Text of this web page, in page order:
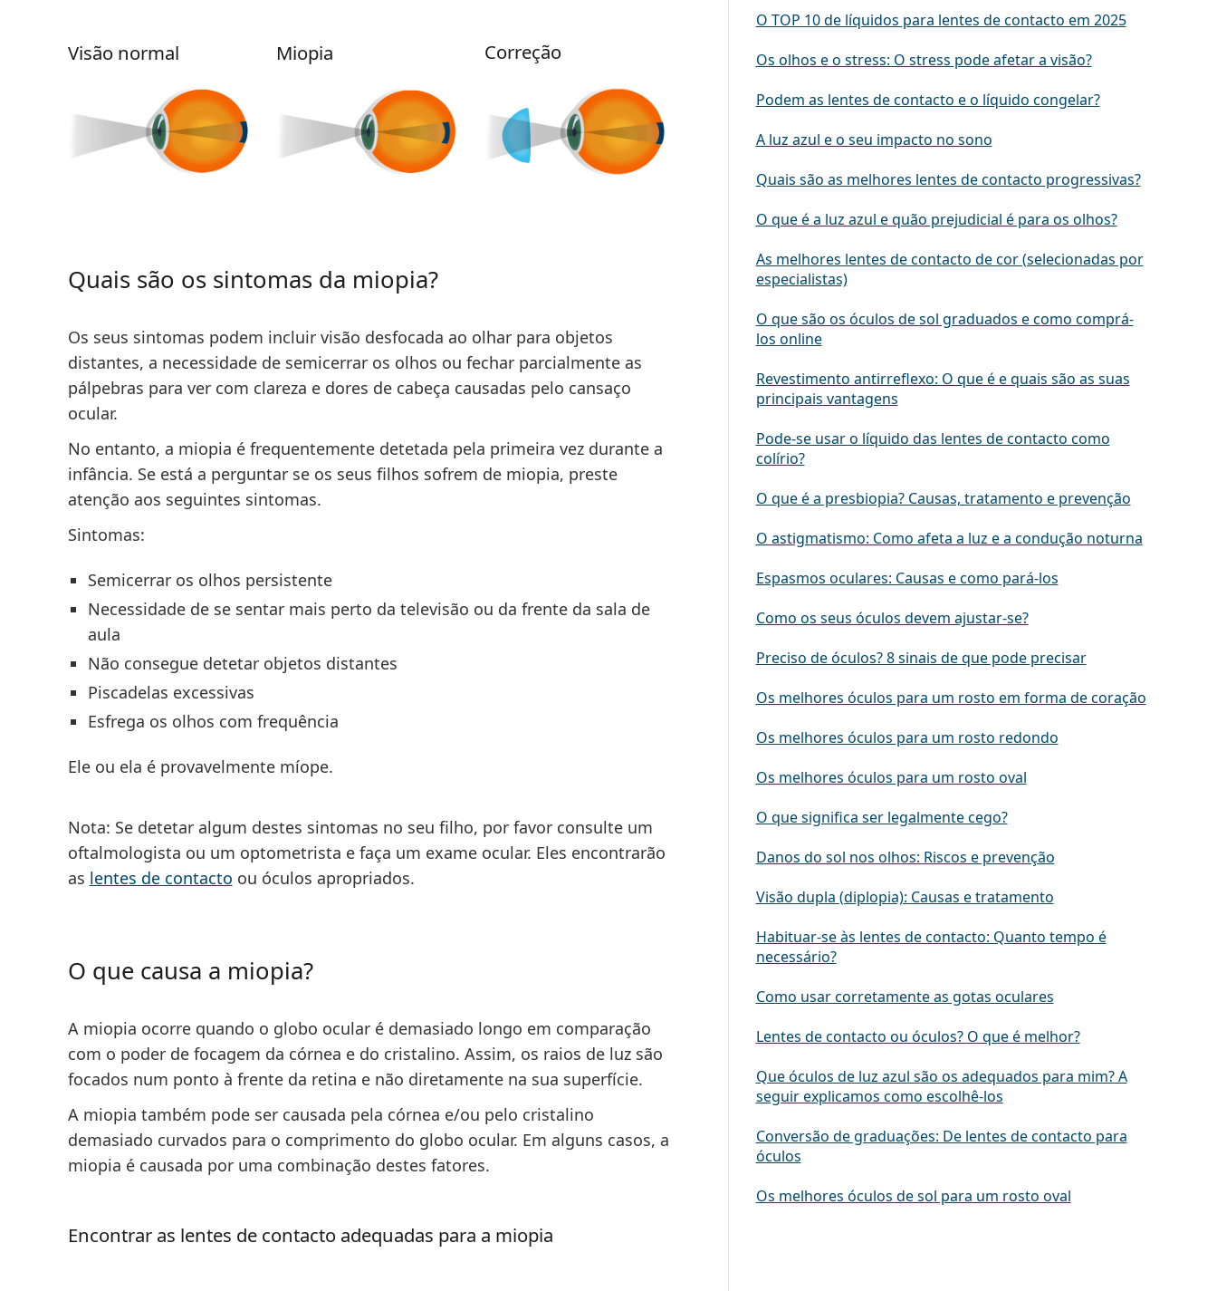
Visão normal Miopia Correção
Quais são os sintomas da miopia?
Os seus sintomas podem incluir visão desfocada ao olhar para objetos
distantes, a necessidade de semicerrar os olhos ou fechar parcialmente as
pálpebras para ver com clareza e dores de cabeça causadas pelo cansaço
ocular.
No entanto, a miopia é frequentemente detetada pela primeira vez durante a
infância. Se está a perguntar se os seus filhos sofrem de miopia, preste
atenção aos seguintes sintomas.
Sintomas:
Semicerrar os olhos persistente
Necessidade de se sentar mais perto da televisão ou da frente da sala de
aula
Não consegue detetar objetos distantes
Piscadelas excessivas
Esfrega os olhos com frequência
Ele ou ela é provavelmente míope.
Nota: Se detetar algum destes sintomas no seu filho, por favor consulte um
oftalmologista ou um optometrista e faça um exame ocular. Eles encontrarão
as lentes de contacto ou óculos apropriados.
O que causa a miopia?
A miopia ocorre quando o globo ocular é demasiado longo em comparação
com o poder de focagem da córnea e do cristalino. Assim, os raios de luz são
focados num ponto à frente da retina e não diretamente na sua superfície.
A miopia também pode ser causada pela córnea e/ou pelo cristalino
demasiado curvados para o comprimento do globo ocular. Em alguns casos, a
miopia é causada por uma combinação destes fatores.
Encontrar as lentes de contacto adequadas para a miopia
O TOP 10 de líquidos para lentes de contacto em 2025
Os olhos e o stress: O stress pode afetar a visão?
Podem as lentes de contacto e o líquido congelar?
A luz azul e o seu impacto no sono
Quais são as melhores lentes de contacto progressivas?
O que é a luz azul e quão prejudicial é para os olhos?
As melhores lentes de contacto de cor (selecionadas por
especialistas)
O que são os óculos de sol graduados e como comprá-
los online
Revestimento antirreflexo: O que é e quais são as suas
principais vantagens
Pode-se usar o líquido das lentes de contacto como
colírio?
O que é a presbiopia? Causas, tratamento e prevenção
O astigmatismo: Como afeta a luz e a condução noturna
Espasmos oculares: Causas e como pará-los
Como os seus óculos devem ajustar-se?
Preciso de óculos? 8 sinais de que pode precisar
Os melhores óculos para um rosto em forma de coração
Os melhores óculos para um rosto redondo
Os melhores óculos para um rosto oval
O que significa ser legalmente cego?
Danos do sol nos olhos: Riscos e prevenção
Visão dupla (diplopia): Causas e tratamento
Habituar-se às lentes de contacto: Quanto tempo é
necessário?
Como usar corretamente as gotas oculares
Lentes de contacto ou óculos? O que é melhor?
Que óculos de luz azul são os adequados para mim? A
seguir explicamos como escolhê-los
Conversão de graduações: De lentes de contacto para
óculos
Os melhores óculos de sol para um rosto oval